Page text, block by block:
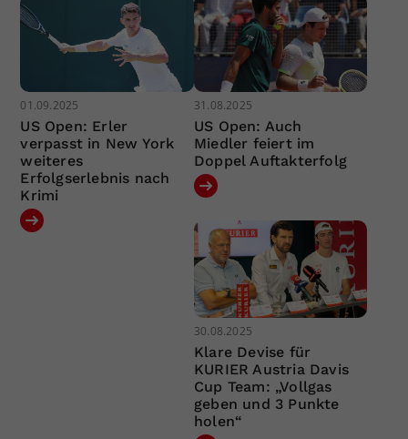
01.09.2025
US Open: Erler
verpasst in New York
weiteres
Erfolgserlebnis nach
Krimi
31.08.2025
US Open: Auch
Miedler feiert im
Doppel Auftakterfolg
30.08.2025
Klare Devise für
KURIER Austria Davis
Cup Team: „Vollgas
geben und 3 Punkte
holen“